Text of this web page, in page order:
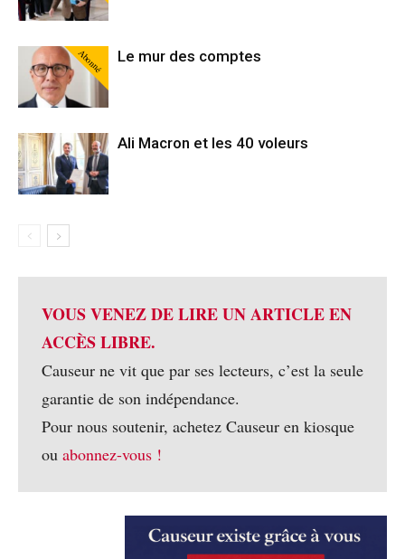
Abonné Le mur des comptes
Ali Macron et les 40 voleurs
VOUS VENEZ DE LIRE UN ARTICLE EN
ACCÈS LIBRE.
Causeur ne vit que par ses lecteurs, c’est la seule
garantie de son indépendance.
Pour nous soutenir, achetez Causeur en kiosque
ou abonnez-vous !